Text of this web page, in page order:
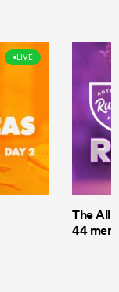
LIVE
The All
44 men